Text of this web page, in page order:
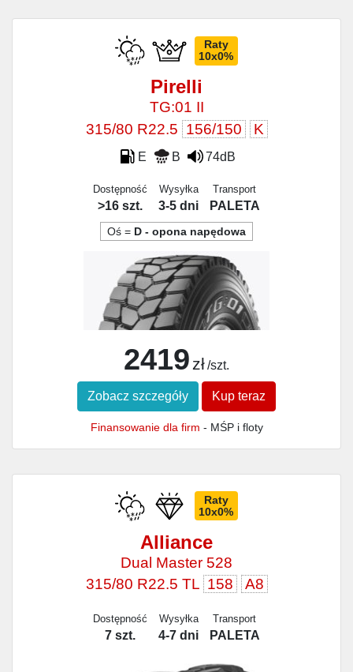
Raty
10x0%
Pirelli
TG:01 II
315/80 R22.5 156/150 K
E B 74dB
Dostępność
>16 szt.
Wysyłka
3-5 dni
Transport
PALETA
Oś = D - opona napędowa
2419 zł/szt.
Zobacz szczegóły Kup teraz
Finansowanie dla firm - MŚP i floty
Raty
10x0%
Alliance
Dual Master 528
315/80 R22.5 TL 158 A8
Dostępność
7 szt.
Wysyłka
4-7 dni
Transport
PALETA